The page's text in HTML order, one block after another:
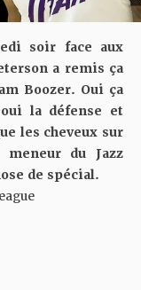
soir face aux
a remis ça
Boozer. Oui ça
la défense et
les cheveux sur
du Jazz
de spécial.